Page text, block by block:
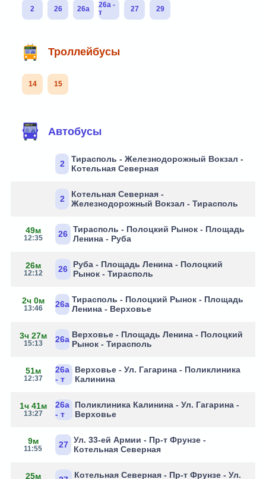
2 26 26а
26а -
т
27 29
Троллейбусы
14 15
Автобусы
2
Тирасполь - Железнодорожный Вокзал -
Котельная Северная
2
Котельная Северная -
Железнодорожный Вокзал - Тирасполь
49м
12:35 26 Тирасполь - Полоцкий Рынок - Площадь
Ленина - Руба
26м
12:12 26
Руба - Площадь Ленина - Полоцкий
Рынок - Тирасполь
2ч 0м
13:46 26а Тирасполь - Полоцкий Рынок - Площадь
Ленина - Верховье
3ч 27м
15:13 26а Верховье - Площадь Ленина - Полоцкий
Рынок - Тирасполь
51м
12:37
26а
- т
Верховье - Ул. Гагарина - Поликлиника
Калинина
1ч 41м
13:27
26а
- т
Поликлиника Калинина - Ул. Гагарина -
Верховье
9м
11:55 27
Ул. 33-ей Армии - Пр-т Фрунзе -
Котельная Северная
25м Котельная Северная - Пр-т Фрунзе - Ул.